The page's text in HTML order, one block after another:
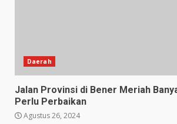
Daerah
Jalan Provinsi di Bener Meriah
Perlu Perbaikan
Agustus 26, 2024